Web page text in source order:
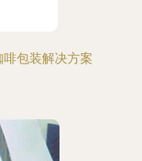
包装解决方案